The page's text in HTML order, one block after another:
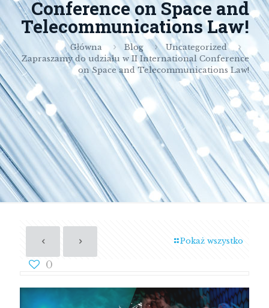
Conference on Space and
Telecommunications Law!
Główna Blog
Uncategorized
Zapraszamy do udziału w II International Conference
on Space and Telecommunications Law!
Pokaż wszystko
0